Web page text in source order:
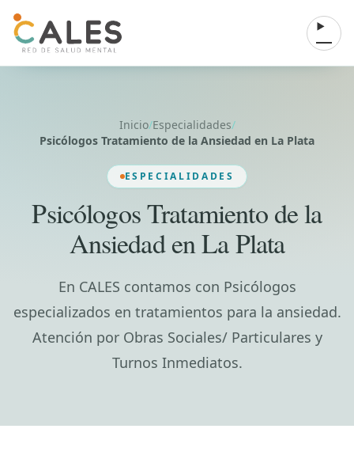
Abrir
Inicio/Especialidades/
Psicólogos Tratamiento de la Ansiedad en La Plata
ESPECIALIDADES
Psicólogos Tratamiento de la
Ansiedad en La Plata
En CALES contamos con Psicólogos
especializados en tratamientos para la ansiedad.
Atención por Obras Sociales/ Particulares y
Turnos Inmediatos.